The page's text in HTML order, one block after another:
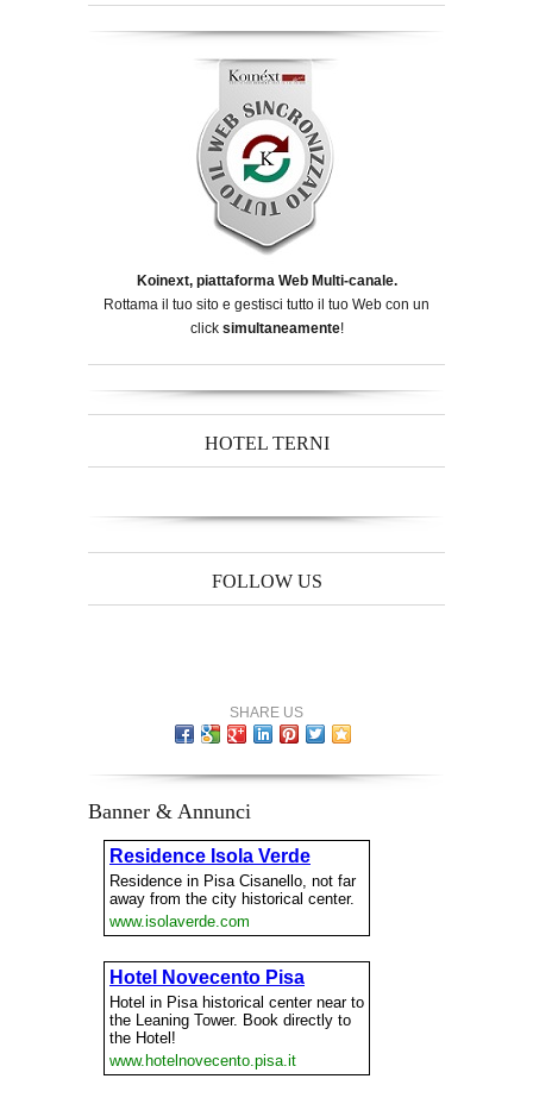
Koinext, piattaforma Web Multi-canale.
Rottama il tuo sito e gestisci tutto il tuo Web con un
click simultaneamente!
HOTEL TERNI
FOLLOW US
SHARE US
Banner & Annunci